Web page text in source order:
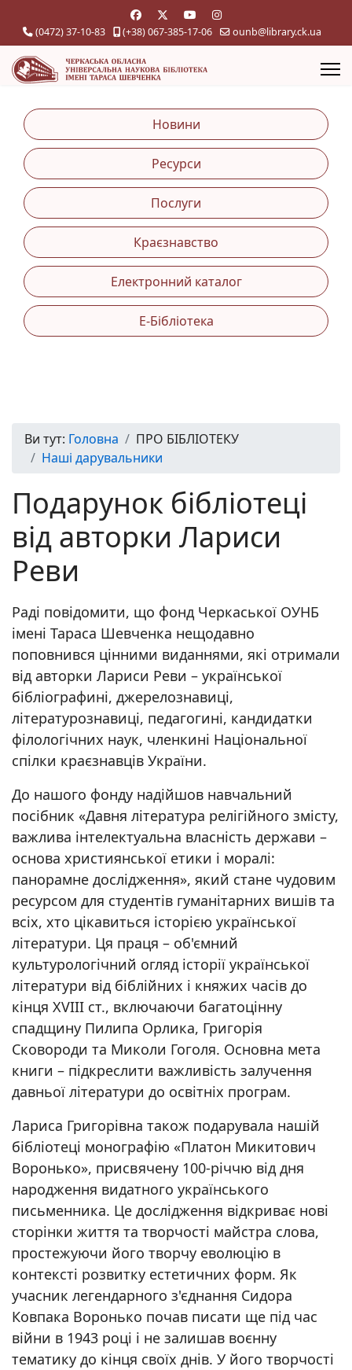
(0472) 37-10-83 (+38) 067-385-17-06 ounb@library.ck.ua
Новини
Ресурси
Послуги
Краєзнавство
Електронний каталог
Е-Бібліотека
Ви тут: Головна
ПРО БІБЛІОТЕКУ
Наші дарувальники
Подарунок бібліотеці
від авторки Лариси
Реви
Раді повідомити, що фонд Черкаської ОУНБ
імені Тараса Шевченка нещодавно
поповнився цінними виданнями, які отримали
від авторки Лариси Реви – української
бібліографині, джерелознавиці,
літературознавиці, педагогині, кандидатки
філологічних наук, членкині Національної
спілки краєзнавців України.
До нашого фонду надійшов навчальний
посібник «Давня література релігійного змісту,
важлива інтелектуальна власність держави –
основа християнської етики і моралі:
панорамне дослідження», який стане чудовим
ресурсом для студентів гуманітарних вишів та
всіх, хто цікавиться історією української
літератури. Ця праця – об'ємний
культурологічний огляд історії української
літератури від біблійних і княжих часів до
кінця XVIII ст., включаючи багатоцінну
спадщину Пилипа Орлика, Григорія
Сковороди та Миколи Гоголя. Основна мета
книги – підкреслити важливість залучення
давньої літератури до освітніх програм.
Лариса Григорівна також подарувала нашій
бібліотеці монографію «Платон Микитович
Воронько», присвячену 100-річчю від дня
народження видатного українського
письменника. Це дослідження відкриває нові
сторінки життя та творчості майстра слова,
простежуючи його творчу еволюцію в
контексті розвитку естетичних форм. Як
учасник легендарного з'єднання Сидора
Ковпака Воронько почав писати ще під час
війни в 1943 році і не залишав воєнну
тематику до кінця своїх днів. У його творчості